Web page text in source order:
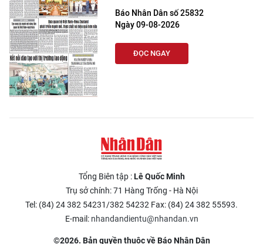
Báo Nhân Dân số 25832
Ngày 09-08-2026
ĐỌC NGAY
Tổng Biên tập :Lê Quốc Minh
Trụ sở chính: 71 Hàng Trống - Hà Nội
Tel: (84) 24 382 54231/382 54232 Fax: (84) 24 382 55593.
E-mail: nhandandientu@nhandan.vn
©2026. Bản quyền thuộc về Báo Nhân Dân